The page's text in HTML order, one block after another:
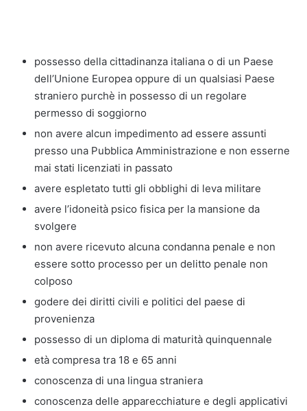
possesso della cittadinanza italiana o di un Paese
dell’Unione Europea oppure di un qualsiasi Paese
straniero purchè in possesso di un regolare
permesso di soggiorno
non avere alcun impedimento ad essere assunti
presso una Pubblica Amministrazione e non esserne
mai stati licenziati in passato
avere espletato tutti gli obblighi di leva militare
avere l’idoneità psico fisica per la mansione da
svolgere
non avere ricevuto alcuna condanna penale e non
essere sotto processo per un delitto penale non
colposo
godere dei diritti civili e politici del paese di
provenienza
possesso di un diploma di maturità quinquennale
età compresa tra 18 e 65 anni
conoscenza di una lingua straniera
conoscenza delle apparecchiature e degli applicativi